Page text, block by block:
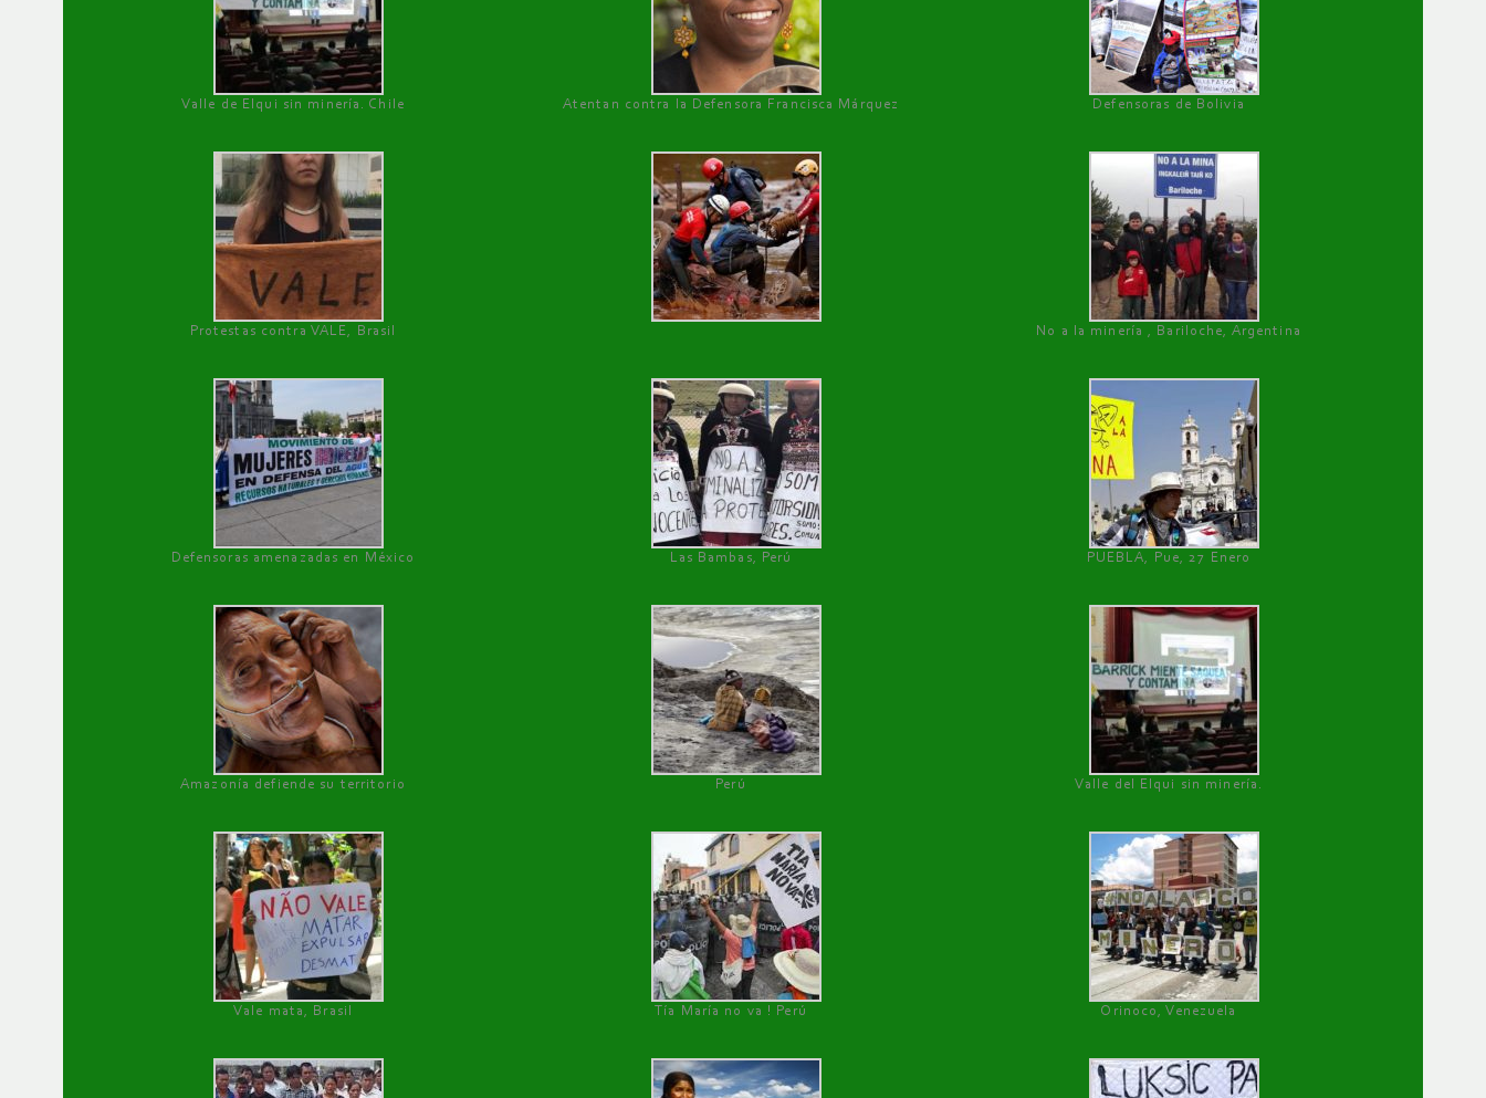
Valle de Elqui sin minería. Chile Atentan contra la Defensora Francisca Márquez Defensoras de Bolivia
Protestas contra VALE, Brasil No a la minería , Bariloche, Argentina
Defensoras amenazadas en México Las Bambas, Perú PUEBLA, Pue, 27 Enero
Amazonía defiende su territorio Perú Valle del Elqui sin minería.
Vale mata, Brasil Tía María no va ! Perú Orinoco, Venezuela